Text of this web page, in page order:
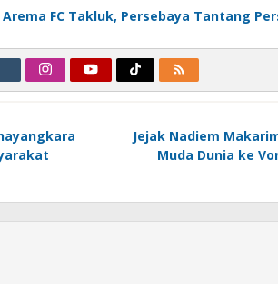
FC Takluk, Persebaya Tantang
Jejak Nadiem
Muda Dunia ke